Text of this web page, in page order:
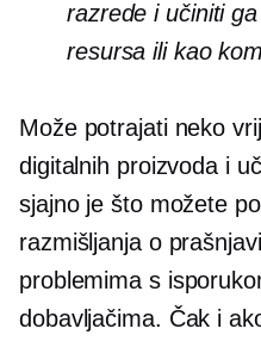
razrede i učiniti
resursa ili kao
Može potrajati neko
digitalnih proizvoda i
sjajno je što možete
razmišljanja o
problemima s
dobavljačima. Čak i